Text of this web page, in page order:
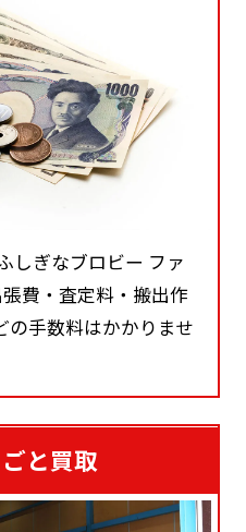
しぎなブロビー ファ
費・査定料・搬出作
の手数料はかかりませ
と買取